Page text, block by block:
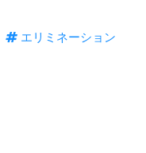
エリミネーション